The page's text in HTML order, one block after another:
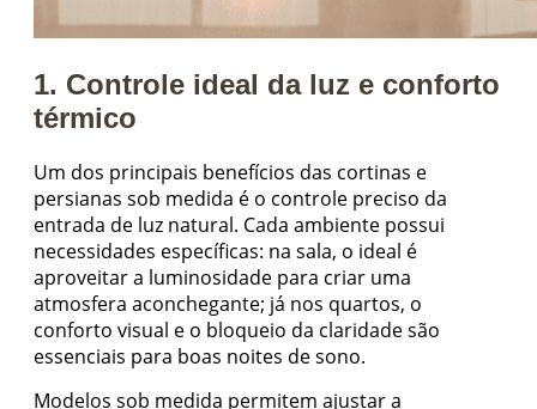
1. Controle ideal da luz e conforto
térmico
Um dos principais benefícios das cortinas e
persianas sob medida é o controle preciso da
entrada de luz natural. Cada ambiente possui
necessidades específicas: na sala, o ideal é
aproveitar a luminosidade para criar uma
atmosfera aconchegante; já nos quartos, o
conforto visual e o bloqueio da claridade são
essenciais para boas noites de sono.
Modelos sob medida permitem ajustar a